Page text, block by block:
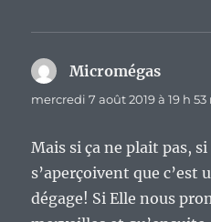
Micromégas
mercredi 7 août 2019 à 19 h
Mais si ça ne plait pas,
s’aperçoivent que c’est
dégage! Si Elle nous